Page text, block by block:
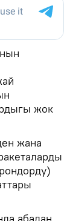
жок
жана
абадан